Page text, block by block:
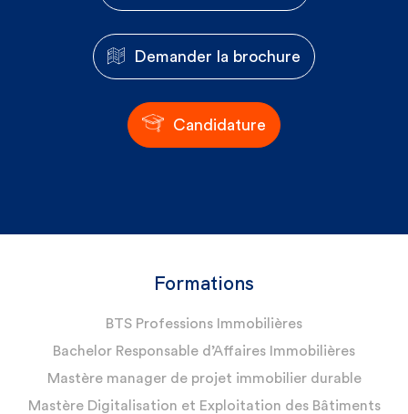
Demander la brochure
Candidature
Formations
BTS Professions Immobilières
Bachelor Responsable d’Affaires Immobilières
Mastère manager de projet immobilier durable
Mastère Digitalisation et Exploitation des Bâtiments